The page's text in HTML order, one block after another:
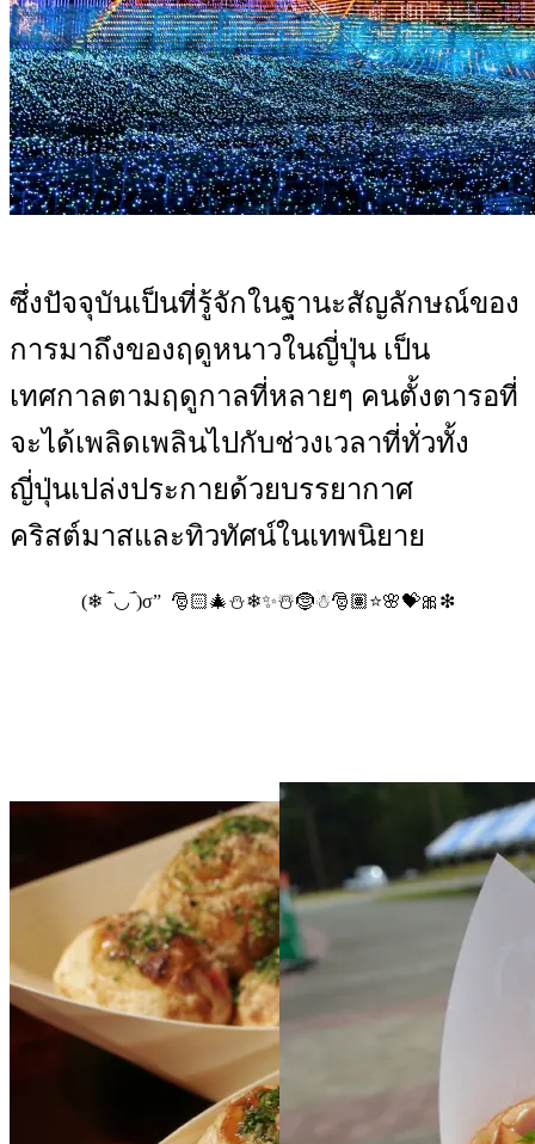
ซึ่งปัจจุบันเป็นที่รู้จักในฐานะสัญลักษณ์ของ
การมาถึงของฤดูหนาวในญี่ปุ่น เป็น
เทศกาลตามฤดูกาลที่หลายๆ คนตั้งตารอที่
จะได้เพลิดเพลินไปกับช่วงเวลาที่ทั่วทั้ง
ญี่ปุ่นเปล่งประกายด้วยบรรยากาศ
คริสต์มาสและทิวทัศน์ในเทพนิยาย
(❄ ‾̀◡‾́)σ” 🎅🏻🎄⛄❄✨☃️🤶☃🎅🏽⭐🌸💝🎀❇